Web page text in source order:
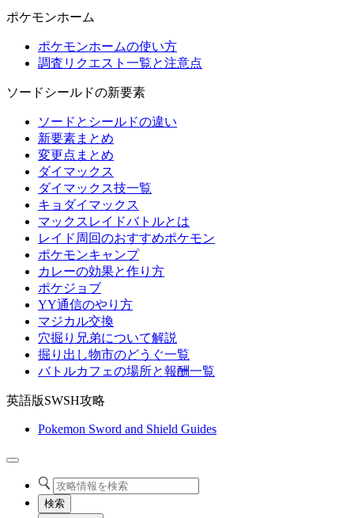
ポケモンホーム
ポケモンホームの使い方
調査リクエスト一覧と注意点
ソードシールドの新要素
ソードとシールドの違い
新要素まとめ
変更点まとめ
ダイマックス
ダイマックス技一覧
キョダイマックス
マックスレイドバトルとは
レイド周回のおすすめポケモン
ポケモンキャンプ
カレーの効果と作り方
ポケジョブ
YY通信のやり方
マジカル交換
穴掘り兄弟について解説
掘り出し物市のどうぐ一覧
バトルカフェの場所と報酬一覧
英語版SWSH攻略
Pokemon Sword and Shield Guides
検索